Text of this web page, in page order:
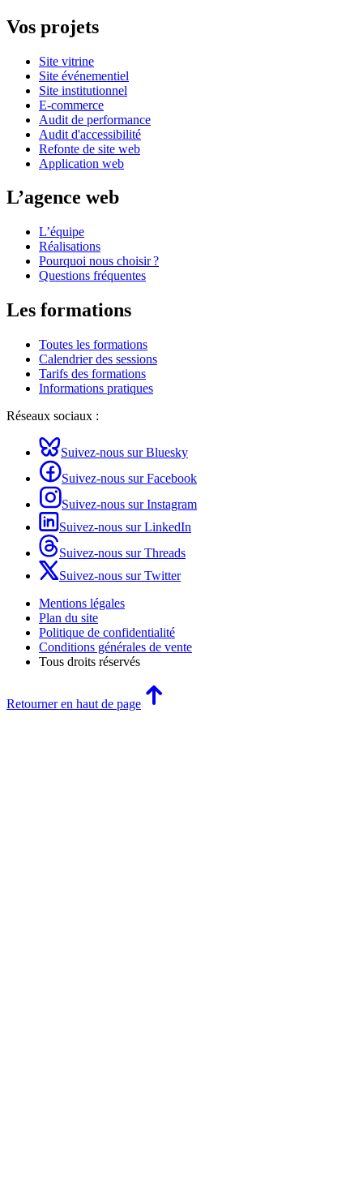
Vos projets
Site vitrine
Site événementiel
Site institutionnel
E-commerce
Audit de performance
Audit d'accessibilité
Refonte de site web
Application web
L’agence web
L’équipe
Réalisations
Pourquoi nous choisir ?
Questions fréquentes
Les formations
Toutes les formations
Calendrier des sessions
Tarifs des formations
Informations pratiques
Réseaux sociaux :
Suivez-nous sur Bluesky
Suivez-nous sur Facebook
Suivez-nous sur Instagram
Suivez-nous sur LinkedIn
Suivez-nous sur Threads
Suivez-nous sur Twitter
Mentions légales
Plan du site
Politique de confidentialité
Conditions générales de vente
Tous droits réservés
Retourner en haut de page